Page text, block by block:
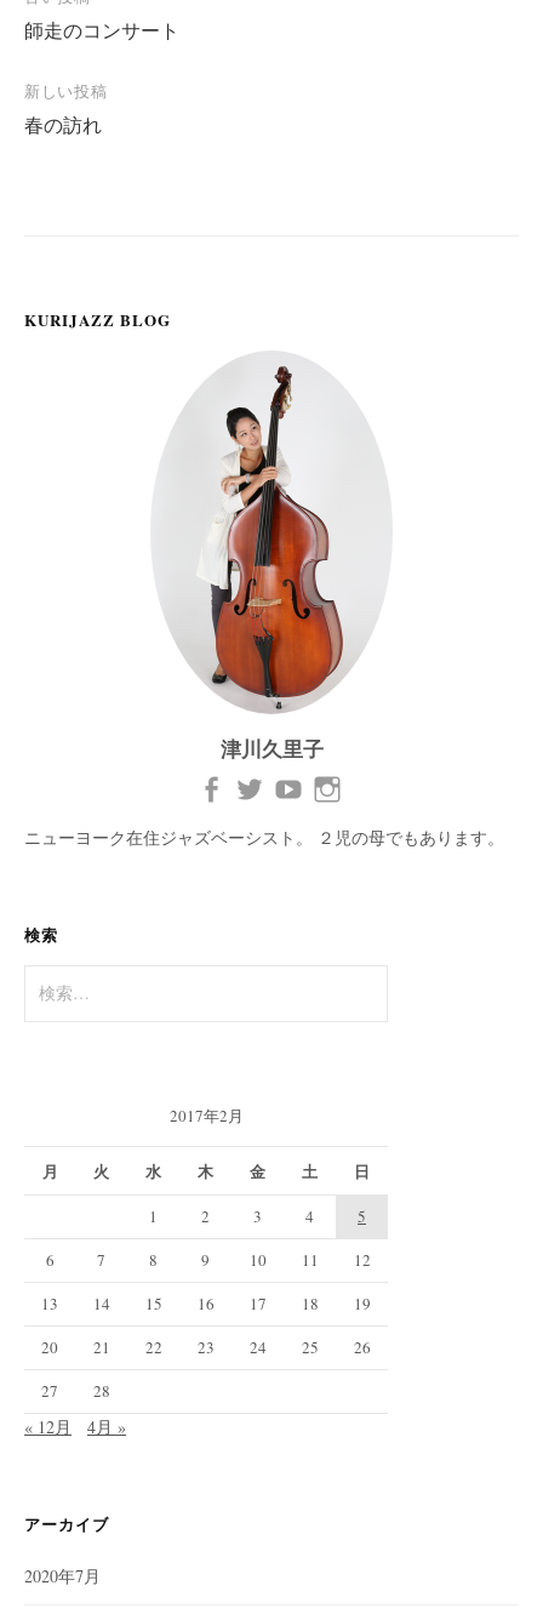
稿
ナ
ビ
ゲ
師走のコンサート
新しい投稿
春の訪れ
KURIJAZZ BLOG
津川久里子
ニューヨーク在住ジャズベーシスト。 ２児の母でもあります。
検索
索:
2017年2月
月 火 水 木 金 土 日
1 2 3 4
5
6
7 8 9 10 11
12
13
14 15 16 17 18
19
20
21 22 23 24 25
26
27
28
« 12月 4月 »
アーカイブ
2020年7月